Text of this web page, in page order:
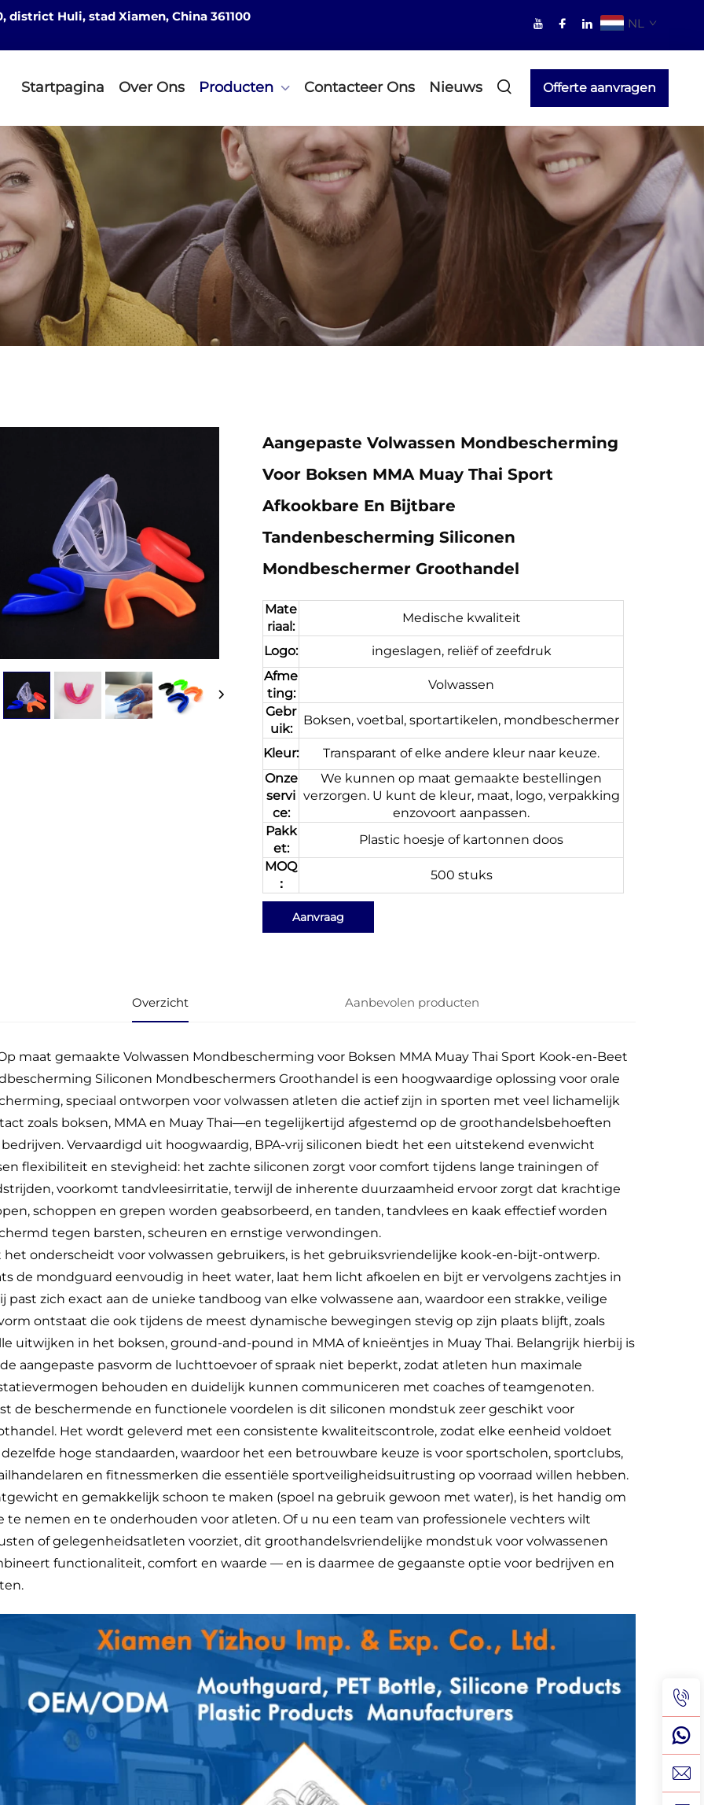
district Huli, stad Xiamen, China 361100 NL
Startpagina Over Ons Producten Contacteer Ons Nieuws Offerte aanvragen
Aangepaste Volwassen Mondbescherming
Voor Boksen MMA Muay Thai Sport
Afkookbare En Bijtbare
Tandenbescherming Siliconen
Mondbeschermer Groothandel
Mate
riaal:
Medische kwaliteit
Logo:
ingeslagen, reliëf of zeefdruk
Afme
ting:
Volwassen
Gebr
uik:
Boksen, voetbal, sportartikelen, mondbeschermer
Kleur:
Transparant of elke andere kleur naar keuze.
Onze
servi
ce:
We kunnen op maat gemaakte bestellingen
verzorgen. U kunt de kleur, maat, logo, verpakking
enzovoort aanpassen.
Pakk
et:
Plastic hoesje of kartonnen doos
MOQ
：
500 stuks
Aanvraag
Overzicht Aanbevolen producten
maat gemaakte Volwassen Mondbescherming voor Boksen MMA Muay Thai Sport Kook-en-Beet
Siliconen Mondbeschermers Groothandel is een hoogwaardige oplossing voor orale
speciaal ontworpen voor volwassen atleten die actief zijn in sporten met veel lichamelijk
zoals boksen, MMA en Muay Thai—en tegelijkertijd afgestemd op de groothandelsbehoeften
Vervaardigd uit hoogwaardig, BPA-vrij siliconen biedt het een uitstekend evenwicht
flexibiliteit en stevigheid: het zachte siliconen zorgt voor comfort tijdens lange trainingen of
voorkomt tandvleesirritatie, terwijl de inherente duurzaamheid ervoor zorgt dat krachtige
schoppen en grepen worden geabsorbeerd, en tanden, tandvlees en kaak effectief worden
tegen barsten, scheuren en ernstige verwondingen.
het onderscheidt voor volwassen gebruikers, is het gebruiksvriendelijke kook-en-bijt-ontwerp.
de mondguard eenvoudig in heet water, laat hem licht afkoelen en bijt er vervolgens zachtjes in
past zich exact aan de unieke tandboog van elke volwassene aan, waardoor een strakke, veilige
ontstaat die ook tijdens de meest dynamische bewegingen stevig op zijn plaats blijft, zoals
uitwijken in het boksen, ground-and-pound in MMA of knieëntjes in Muay Thai. Belangrijk hierbij is
aangepaste pasvorm de luchttoevoer of spraak niet beperkt, zodat atleten hun maximale
behouden en duidelijk kunnen communiceren met coaches of teamgenoten.
de beschermende en functionele voordelen is dit siliconen mondstuk zeer geschikt voor
Het wordt geleverd met een consistente kwaliteitscontrole, zodat elke eenheid voldoet
dezelfde hoge standaarden, waardoor het een betrouwbare keuze is voor sportscholen, sportclubs,
en fitnessmerken die essentiële sportveiligheidsuitrusting op voorraad willen hebben.
en gemakkelijk schoon te maken (spoel na gebruik gewoon met water), is het handig om
te nemen en te onderhouden voor atleten. Of u nu een team van professionele vechters wilt
of gelegenheidsatleten voorziet, dit groothandelsvriendelijke mondstuk voor volwassenen
functionaliteit, comfort en waarde — en is daarmee de gegaanste optie voor bedrijven en